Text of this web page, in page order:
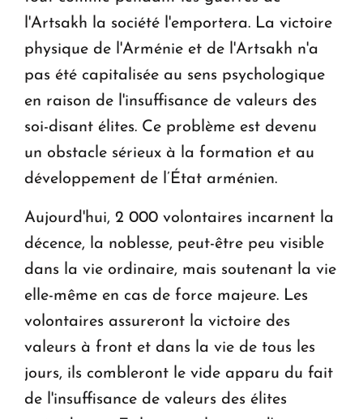
l'Artsakh la société l'emportera. La victoire
physique de l'Arménie et de l'Artsakh n'a
pas été capitalisée au sens psychologique
en raison de l'insuffisance de valeurs des
soi-disant élites. Ce problème est devenu
un obstacle sérieux à la formation et au
développement de l’État arménien.
Aujourd'hui, 2 000 volontaires incarnent la
décence, la noblesse, peut-être peu visible
dans la vie ordinaire, mais soutenant la vie
elle-même en cas de force majeure. Les
volontaires assureront la victoire des
valeurs à front et dans la vie de tous les
jours, ils combleront le vide apparu du fait
de l'insuffisance de valeurs des élites